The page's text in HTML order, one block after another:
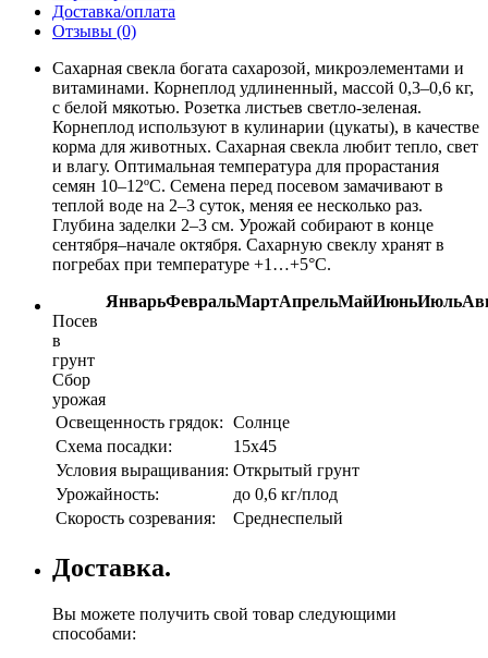
Доставка/оплата
Отзывы (0)
Сахарная свекла богата сахарозой, микроэлементами и
витаминами. Корнеплод удлиненный, массой 0,3–0,6 кг,
с белой мякотью. Розетка листьев светло-зеленая.
Корнеплод используют в кулинарии (цукаты), в качестве
корма для животных. Сахарная свекла любит тепло, свет
и влагу. Оптимальная температура для прорастания
семян 10–12ºС. Семена перед посевом замачивают в
теплой воде на 2–3 суток, меняя ее несколько раз.
Глубина заделки 2–3 см. Урожай собирают в конце
сентября–начале октября. Сахарную свеклу хранят в
погребах при температуре +1…+5°С.
ЯнварьФевральМартАпрельМайИюньИюль
Посев
в
грунт
Сбор
урожая
Освещенность грядок: Солнце
Схема посадки:
15х45
Условия выращивания: Открытый грунт
Урожайность:
до 0,6 кг/плод
Скорость созревания:
Среднеспелый
Доставка.
Вы можете получить свой товар следующими
способами: